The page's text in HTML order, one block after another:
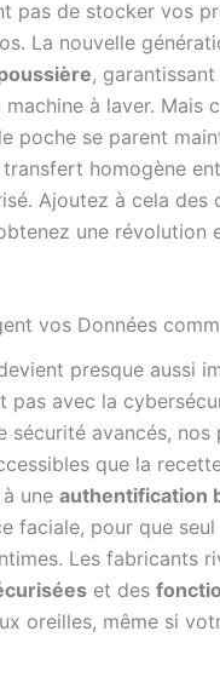
pas de stocker vos
La nouvelle
,
à laver. Mais
poche se parent
homogène
Ajoutez à cela
une révolution
vos Données
presque aussi
pas avec la
sécurité avancés, nos
que la
une authentification
faciale, pour que
Les fabricants
et des
oreilles, même si